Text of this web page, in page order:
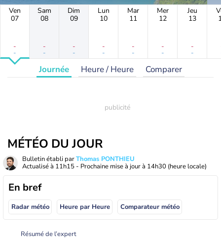
Ven
07
-
-
Sam
08
-
-
Dim
09
-
-
Lun
10
-
-
Mar
11
-
-
Mer
12
-
-
Jeu
13
-
-
Journée Heure / Heure Comparer
MÉTÉO DU JOUR
Bulletin établi parThomas PONTHIEU
Actualisé à 11h15 - Prochaine mise à jour à 14h30 (heure locale)
En bref
Radar météo Heure par Heure Comparateur météo
Résumé de l’expert